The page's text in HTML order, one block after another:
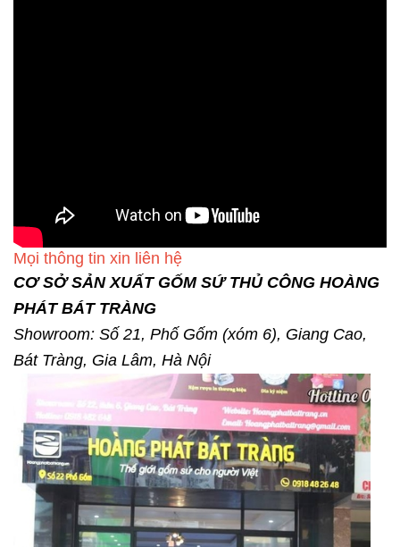
Mọi thông tin xin liên hệ
CƠ SỞ SẢN XUẤT GỐM SỨ THỦ CÔNG HOÀNG
PHÁT BÁT TRÀNG
Showroom: Số 21, Phố Gốm (xóm 6), Giang Cao,
Bát Tràng, Gia Lâm, Hà Nội